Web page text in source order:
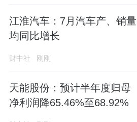
江淮汽车：7月汽车产、销量
均同比增长
财中社 刚刚
天能股份：预计半年度归母
净利润降65.46%至68.92%